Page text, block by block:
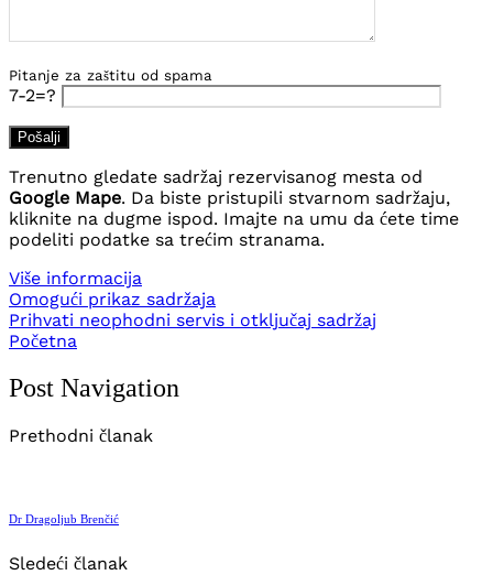
Pitanje za zaštitu od spama
7-2=?
Trenutno gledate sadržaj rezervisanog mesta od
Google Mape. Da biste pristupili stvarnom sadržaju,
kliknite na dugme ispod. Imajte na umu da ćete time
podeliti podatke sa trećim stranama.
Više informacija
Omogući prikaz sadržaja
Prihvati neophodni servis i otključaj sadržaj
Početna
Post Navigation
Prethodni članak
Dr Dragoljub Brenčić
Sledeći članak